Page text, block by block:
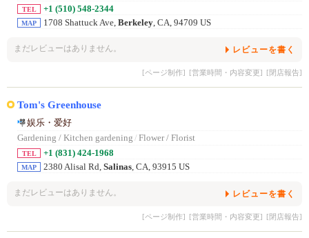
TEL +1 (510) 548-2344
MAP 1708 Shattuck Ave, Berkeley , CA, 94709 US
まだレビューはありません。 レビューを書く
[ページ制作] [営業時間・内容変更] [閉店報告]
Tom's Greenhouse
娱乐・爱好
Gardening / Kitchen gardening / Flower / Florist
TEL +1 (831) 424-1968
MAP 2380 Alisal Rd, Salinas , CA, 93915 US
まだレビューはありません。 レビューを書く
[ページ制作] [営業時間・内容変更] [閉店報告]